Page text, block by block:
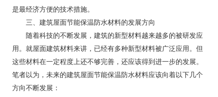
是最经济方便的技术措施。
三、建筑屋面节能保温防水材料的发展方向
随着科技的不断发展，建筑的新型材料越来越多的被研发应
用。就屋面建筑材料来讲，已经有多种新型材料被广泛应用。但
这些材料在一定程度上还不够完善，还应该得到进一步的发展。
笔者以为，未来的建筑屋面节能保温防水材料应该向着以下几个
方向不断发展：